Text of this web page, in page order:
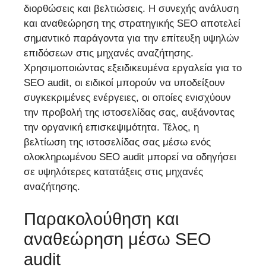
διορθώσεις και βελτιώσεις. Η συνεχής ανάλυση
και αναθεώρηση της στρατηγικής SEO αποτελεί
σημαντικό παράγοντα για την επίτευξη υψηλών
επιδόσεων στις μηχανές αναζήτησης.
Χρησιμοποιώντας εξειδικευμένα εργαλεία για το
SEO audit, οι ειδικοί μπορούν να υποδείξουν
συγκεκριμένες ενέργειες, οι οποίες ενισχύουν
την προβολή της ιστοσελίδας σας, αυξάνοντας
την οργανική επισκεψιμότητα. Τέλος, η
βελτίωση της ιστοσελίδας σας μέσω ενός
ολοκληρωμένου SEO audit μπορεί να οδηγήσει
σε υψηλότερες κατατάξεις στις μηχανές
αναζήτησης.
Παρακολούθηση και
αναθεώρηση μέσω SEO
audit